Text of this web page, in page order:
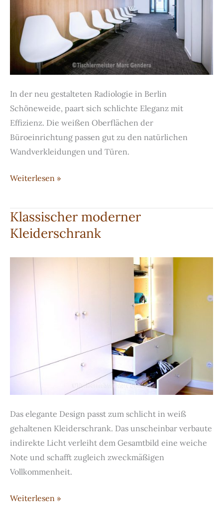
In der neu gestalteten Radiologie in Berlin
Schöneweide, paart sich schlichte Eleganz mit
Effizienz. Die weißen Oberflächen der
Büroeinrichtung passen gut zu den natürlichen
Wandverkleidungen und Türen.
Komplettausstattung
Radiologie
Weiterlesen »
Klassischer moderner
Kleiderschrank
Das elegante Design passt zum schlicht in weiß
gehaltenen Kleiderschrank. Das unscheinbar verbaute
indirekte Licht verleiht dem Gesamtbild eine weiche
Note und schafft zugleich zweckmäßigen
Vollkommenheit.
Klassischer
Weiterlesen »